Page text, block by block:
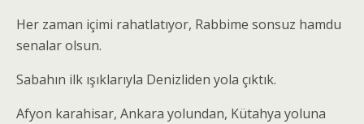
Her zaman içimi rahatlatıyor, Rabbime sonsuz hamdu
senalar olsun.
Sabahın ilk ışıklarıyla Denizliden yola çıktık.
Afyon karahisar, Ankara yolundan, Kütahya yoluna